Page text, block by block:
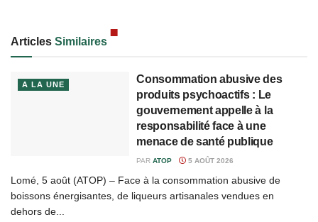
Articles Similaires
A LA UNE
Consommation abusive des
produits psychoactifs : Le
gouvernement appelle à la
responsabilité face à une
menace de santé publique
PAR ATOP 5 AOÛT 2026
Lomé, 5 août (ATOP) – Face à la consommation abusive de
boissons énergisantes, de liqueurs artisanales vendues en
dehors de...